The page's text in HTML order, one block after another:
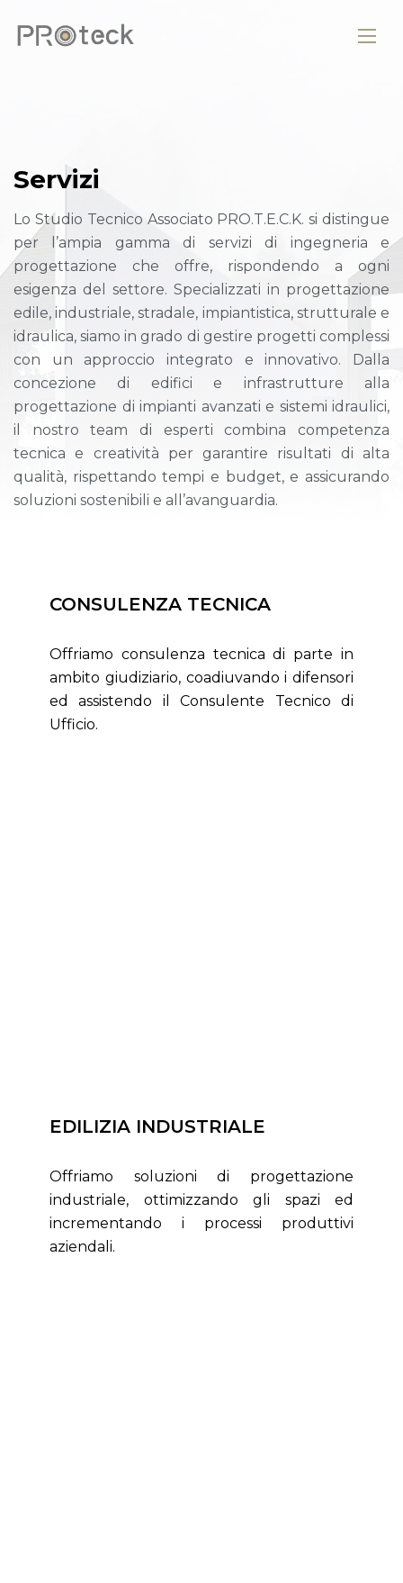
Servizi
Lo Studio Tecnico Associato PRO.T.E.C.K. si distingue
per l’ampia gamma di servizi di ingegneria e
progettazione che offre, rispondendo a ogni
esigenza del settore. Specializzati in progettazione
edile, industriale, stradale, impiantistica, strutturale e
idraulica, siamo in grado di gestire progetti complessi
con un approccio integrato e innovativo. Dalla
concezione di edifici e infrastrutture alla
progettazione di impianti avanzati e sistemi idraulici,
il nostro team di esperti combina competenza
tecnica e creatività per garantire risultati di alta
qualità, rispettando tempi e budget, e assicurando
soluzioni sostenibili e all’avanguardia.
CONSULENZA TECNICA
Offriamo consulenza tecnica di parte in
ambito giudiziario, coadiuvando i difensori
ed assistendo il Consulente Tecnico di
Ufficio.
EDILIZIA INDUSTRIALE
Offriamo soluzioni di progettazione
industriale, ottimizzando gli spazi ed
incrementando i processi produttivi
aziendali.